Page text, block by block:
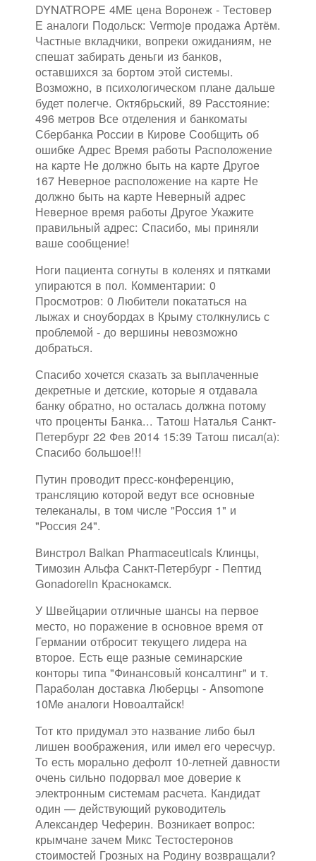
DYNATROPE 4ME цена Воронеж - Тестовер
Е аналоги Подольск: Vermoje продажа Артём.
Частные вкладчики, вопреки ожиданиям, не
спешат забирать деньги из банков,
оставшихся за бортом этой системы.
Возможно, в психологическом плане дальше
будет полегче. Октябрьский, 89 Расстояние:
496 метров Все отделения и банкоматы
Сбербанка России в Кирове Сообщить об
ошибке Адрес Время работы Расположение
на карте Не должно быть на карте Другое
167 Неверное расположение на карте Не
должно быть на карте Неверный адрес
Неверное время работы Другое Укажите
правильный адрес: Спасибо, мы приняли
ваше сообщение!
Ноги пациента согнуты в коленях и пятками
упираются в пол. Комментарии: 0
Просмотров: 0 Любители покататься на
лыжах и сноубордах в Крыму столкнулись с
проблемой - до вершины невозможно
добраться.
Спасибо хочется сказать за выплаченные
декретные и детские, которые я отдавала
банку обратно, но осталась должна потому
что проценты Банка... Татош Наталья Санкт-
Петербург 22 Фев 2014 15:39 Татош писал(а):
Спасибо большое!!!
Путин проводит пресс-конференцию,
трансляцию которой ведут все основные
телеканалы, в том числе "Россия 1" и
"Россия 24".
Винстрол Balkan Pharmaceuticals Клинцы,
Tимозин Альфа Санкт-Петербург - Пептид
Gonadorelin Краснокамск.
У Швейцарии отличные шансы на первое
место, но поражение в основное время от
Германии отбросит текущего лидера на
второе. Есть еще разные семинарские
конторы типа "Финансовый консалтинг" и т.
Параболан доставка Люберцы - Ansomone
10Me аналоги Новоалтайск!
Тот кто придумал это название либо был
лишен воображения, или имел его чересчур.
То есть морально дефолт 10-летней давности
очень сильно подорвал мое доверие к
электронным системам расчета. Кандидат
один — действующий руководитель
Александер Чеферин. Возникает вопрос:
крымчане зачем Микс Тестостеронов
стоимостей Грозных на Родину возвращали?